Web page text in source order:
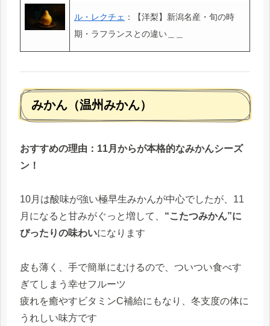
ル・レクチェ ：【洋梨】新潟名産・旬の時
期・ラフランスとの違い＿＿
みかん（温州みかん）
おすすめの理由：11月からが本格的なみかんシーズ
ン！
10月は酸味が強い極早生みかんが中心でしたが、11
月になると甘みがぐっと増して、 “こたつみかん”に
ぴったりの味わいになります
皮も薄く、手で簡単にむけるので、ついつい食べす
ぎてしまう幸せフルーツ
疲れを癒やすビタミンC補給にもなり、冬支度の体に
うれしい味方です